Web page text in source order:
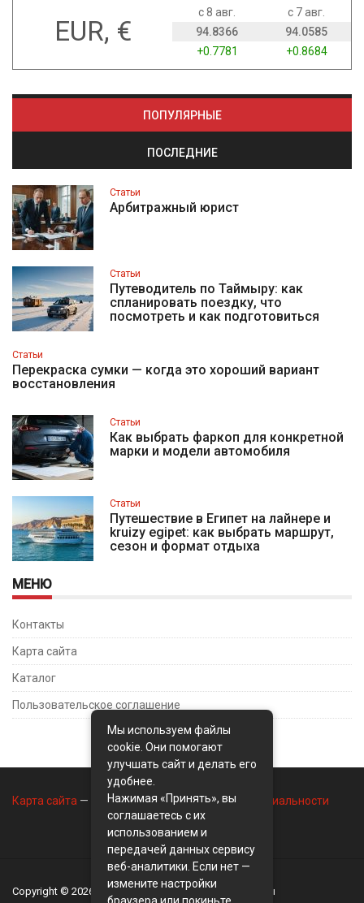
EUR, €
с 8 авг.
с 7 авг.
94.8366
94.0585
+0.7781
+0.8684
ПОПУЛЯРНЫЕ
ПОСЛЕДНИЕ
Статьи
Арбитражный юрист
Статьи
Путеводитель по Таймыру: как
спланировать поездку, что
посмотреть и как подготовиться
Статьи
Перекраска сумки — когда это хороший вариант
восстановления
Статьи
Как выбрать фаркоп для конкретной
марки и модели автомобиля
Статьи
Путешествие в Египет на лайнере и
kruizy egipet: как выбрать маршрут,
сезон и формат отдыха
МЕНЮ
Контакты
Карта сайта
Каталог
Пользовательское соглашение
Карта сайта — Контакты— Политика конфиденциальности
Copyright © 2026 BusinessMix- Экономика и финансы
Мы используем файлы
cookie. Они помогают
улучшать сайт и делать его
удобнее.
Нажимая «Принять», вы
соглашаетесь с их
использованием и
передачей данных сервису
веб-аналитики. Если нет —
измените настройки